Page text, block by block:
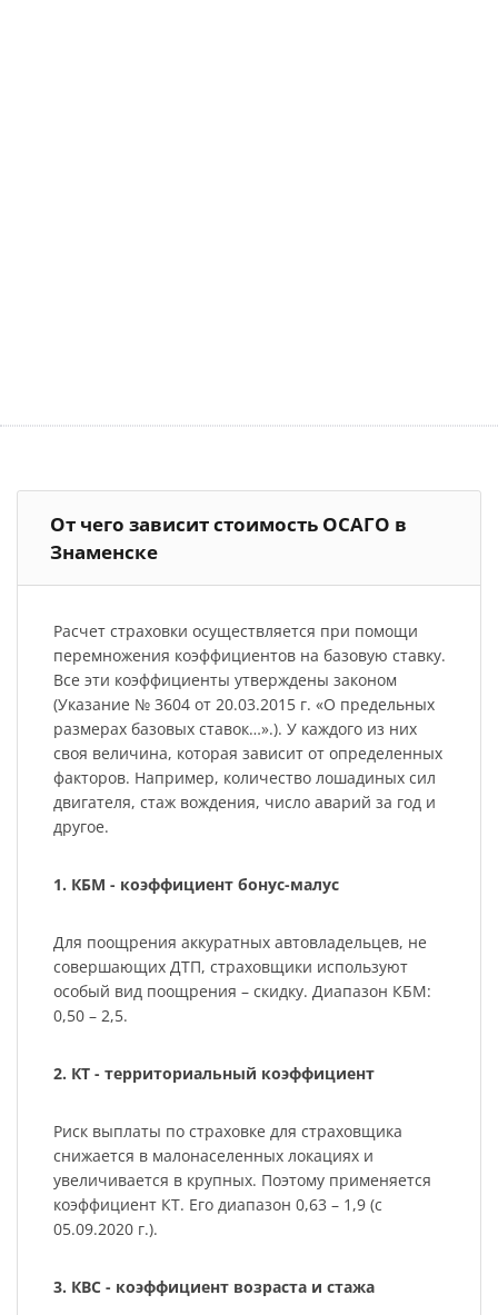
От чего зависит стоимость ОСАГО в
Знаменске
Расчет страховки осуществляется при помощи
перемножения коэффициентов на базовую ставку.
Все эти коэффициенты утверждены законом
(Указание № 3604 от 20.03.2015 г. «О предельных
размерах базовых ставок…».). У каждого из них
своя величина, которая зависит от определенных
факторов. Например, количество лошадиных сил
двигателя, стаж вождения, число аварий за год и
другое.
1. КБМ - коэффициент бонус-малус
Для поощрения аккуратных автовладельцев, не
совершающих ДТП, страховщики используют
особый вид поощрения – скидку. Диапазон КБМ:
0,50 – 2,5.
2. КТ - территориальный коэффициент
Риск выплаты по страховке для страховщика
снижается в малонаселенных локациях и
увеличивается в крупных. Поэтому применяется
коэффициент КТ. Его диапазон 0,63 – 1,9 (с
05.09.2020 г.).
3. КВС - коэффициент возраста и стажа